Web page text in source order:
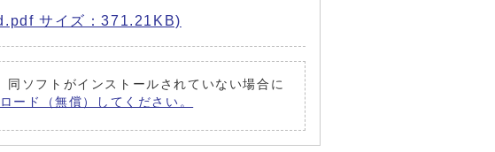
サイズ：371.21KB)
ソフトがインストールされていない場合に
ド（無償）してください。